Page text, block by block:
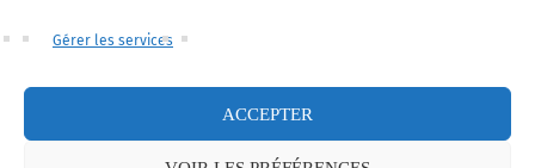
Gérer les services
ACCEPTER
Copyright 2025Hubcode– Tous droits réservés.